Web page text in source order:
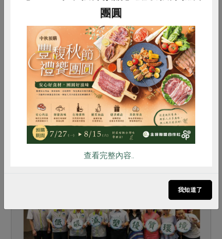
2018-07-11
南市減塑8年 發表成果
臺南市環保局推動低碳減塑八年有成，昨天舉辦成
果發表會展示各項減塑成果，並邀家樂福公關經理
陳依芳、主婦聯盟林享玉等推動減塑民間團體及便
利商店等業者分享減塑經驗，環保局長林健三感謝
業者配合減塑及經驗...
惜食 RPET 食譜 減硝酸鹽
雞蛋 食安 共同購買
團圓
查看完整內容..
我知道了